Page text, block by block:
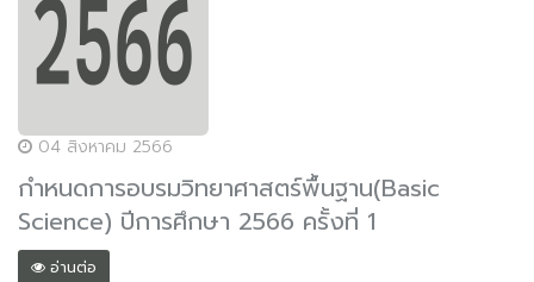
04 สิงหาคม 2566
กำหนดการอบรมวิทยาศาสตร์พื้นฐาน(Basic
Science) ปีการศึกษา 2566 ครั้งที่ 1
อ่านต่อ